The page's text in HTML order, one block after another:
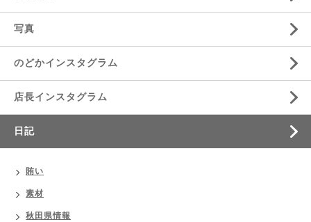
写真
のどかインスタグラム
店長インスタグラム
日記
賄い
素材
秋田県情報